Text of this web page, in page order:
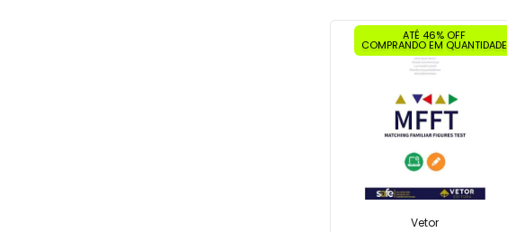
ATÉ 46% OFF
COMPRANDO EM QUANTIDADE
Vetor